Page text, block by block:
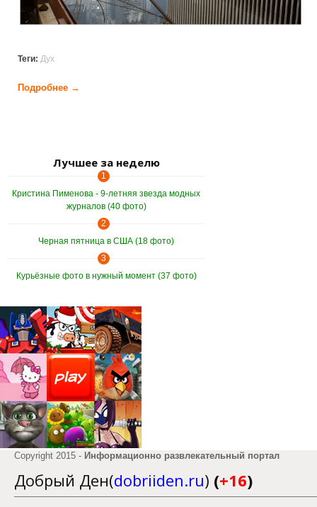
Теги: Дух
Подробнее →
Лучшее за неделю
1
Кристина Пименова - 9-летняя звезда модных
журналов (40 фото)
2
Черная пятница в США (18 фото)
3
Курьёзные фото в нужный момент (37 фото)
Copyright 2015 - Информационно развлекательный портал
Добрый Ден(dobriiden.ru) (+16)